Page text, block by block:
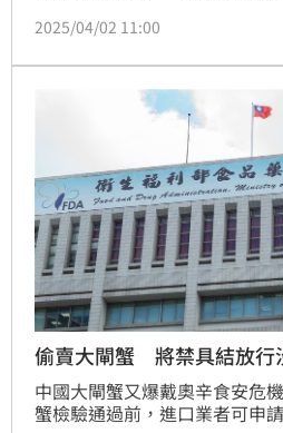
校、商場、醫療資源，而文化
成為國際AI城，在生活機能齊
儼然已到了房市大爆發階段。
2025/04/02 11:00
偷賣大閘蟹 將禁具結放行
中國大閘蟹又爆戴奧辛食安危
蟹檢驗通過前，進口業者可申